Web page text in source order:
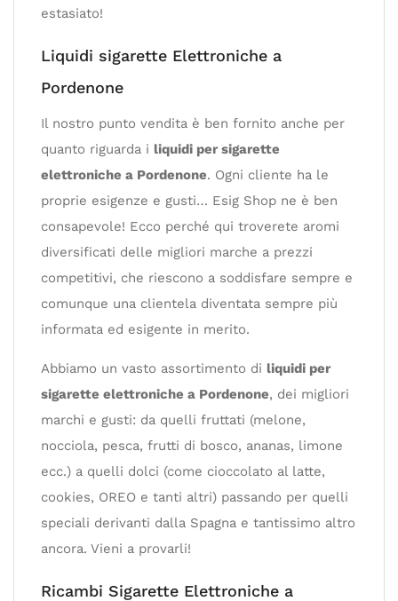
estasiato!
Liquidi sigarette Elettroniche a
Pordenone
Il nostro punto vendita è ben fornito anche per
quanto riguarda i liquidi per sigarette
elettroniche a Pordenone. Ogni cliente ha le
proprie esigenze e gusti… Esig Shop ne è ben
consapevole! Ecco perché qui troverete aromi
diversificati delle migliori marche a prezzi
competitivi, che riescono a soddisfare sempre e
comunque una clientela diventata sempre più
informata ed esigente in merito.
Abbiamo un vasto assortimento di liquidi per
sigarette elettroniche a Pordenone, dei migliori
marchi e gusti: da quelli fruttati (melone,
nocciola, pesca, frutti di bosco, ananas, limone
ecc.) a quelli dolci (come cioccolato al latte,
cookies, OREO e tanti altri) passando per quelli
speciali derivanti dalla Spagna e tantissimo altro
ancora. Vieni a provarli!
Ricambi Sigarette Elettroniche a